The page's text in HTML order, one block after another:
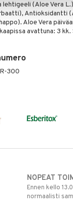
lehtigeeli (Aloe Vera
Antioksidantti
Aloe Vera
avattuna: 3
300
NOPEAT
Ennen kello
normaalisti